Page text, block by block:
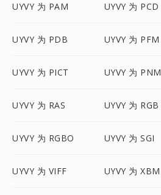
UYVY 为 PAM UYVY 为 PCD
UYVY 为 PDB UYVY 为 PFM
UYVY 为 PICT UYVY 为 PNM
UYVY 为 RAS UYVY 为 RGB
UYVY 为 RGBO UYVY 为 SGI
UYVY 为 VIFF UYVY 为 XBM